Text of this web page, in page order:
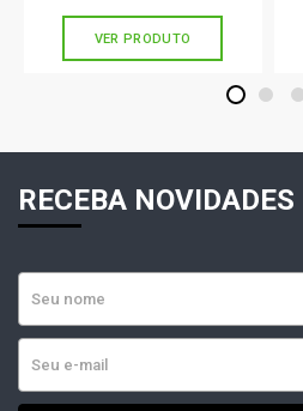
VER PRODUTO
1 2 3
RECEBA NOVIDADES